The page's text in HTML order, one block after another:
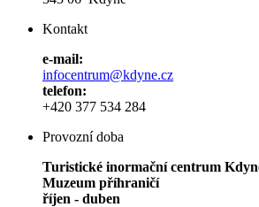
Kontakt
e-mail:
infocentrum@kdyne.cz
telefon:
+420 377 534 284
Provozní doba
Turistické inormační centrum
Muzeum příhraničí
říjen - duben